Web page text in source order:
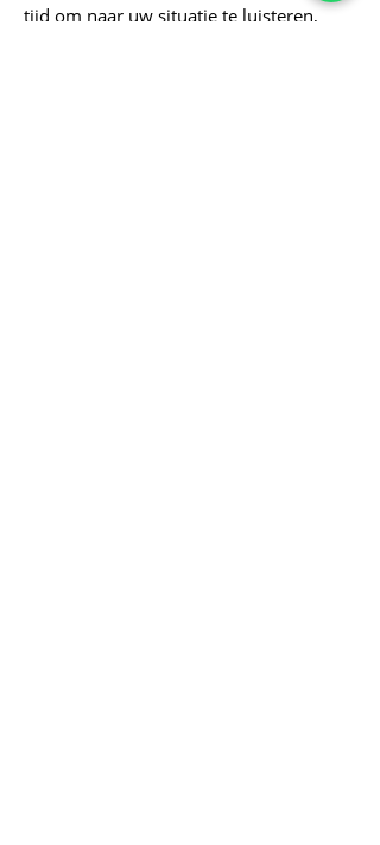
tijd om naar uw situatie te luisteren,